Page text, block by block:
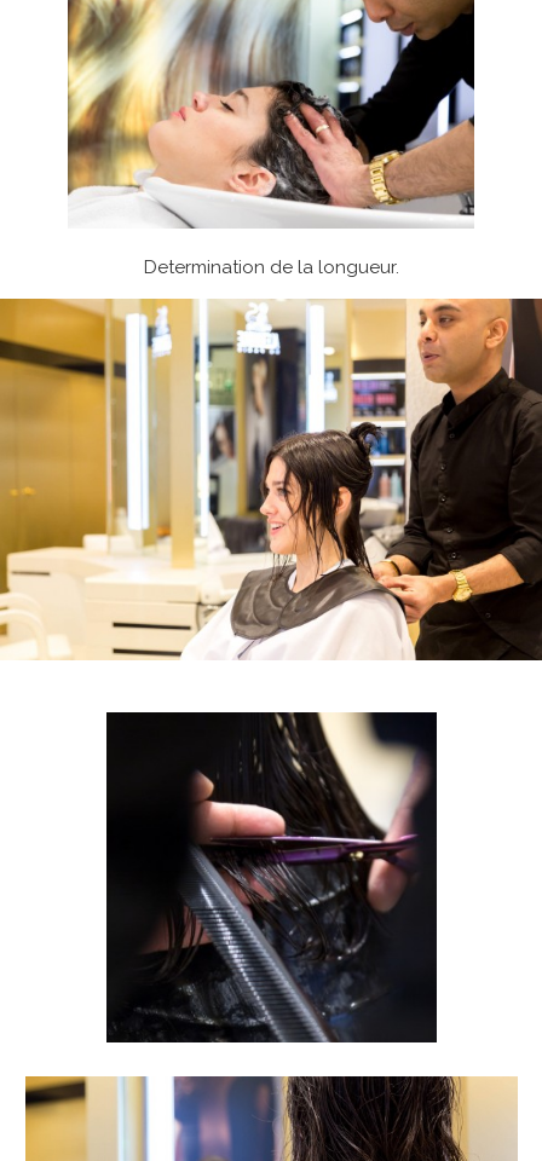
Determination de la longueur.